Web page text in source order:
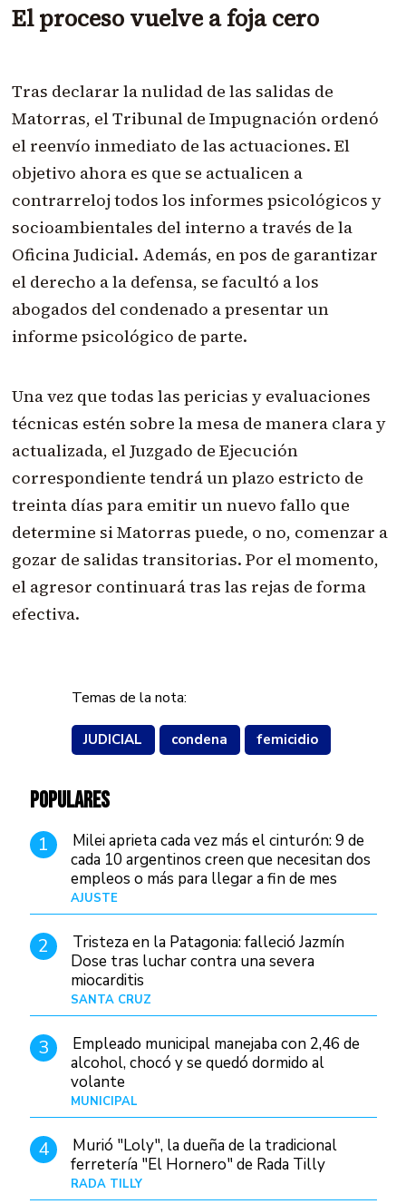
El proceso vuelve a foja cero
Tras declarar la nulidad de las salidas de
Matorras, el Tribunal de Impugnación ordenó
el reenvío inmediato de las actuaciones. El
objetivo ahora es que se actualicen a
contrarreloj todos los informes psicológicos y
socioambientales del interno a través de la
Oficina Judicial. Además, en pos de garantizar
el derecho a la defensa, se facultó a los
abogados del condenado a presentar un
informe psicológico de parte.
Una vez que todas las pericias y evaluaciones
técnicas estén sobre la mesa de manera clara y
actualizada, el Juzgado de Ejecución
correspondiente tendrá un plazo estricto de
treinta días para emitir un nuevo fallo que
determine si Matorras puede, o no, comenzar a
gozar de salidas transitorias. Por el momento,
el agresor continuará tras las rejas de forma
efectiva.
Temas de la nota:
JUDICIAL condena femicidio
POPULARES
1
Milei aprieta cada vez más el cinturón: 9 de
cada 10 argentinos creen que necesitan dos
empleos o más para llegar a fin de mes
AJUSTE
2
Tristeza en la Patagonia: falleció Jazmín
Dose tras luchar contra una severa
miocarditis
SANTA CRUZ
3
Empleado municipal manejaba con 2,46 de
alcohol, chocó y se quedó dormido al
volante
MUNICIPAL
4
Murió "Loly", la dueña de la tradicional
ferretería "El Hornero" de Rada Tilly
RADA TILLY